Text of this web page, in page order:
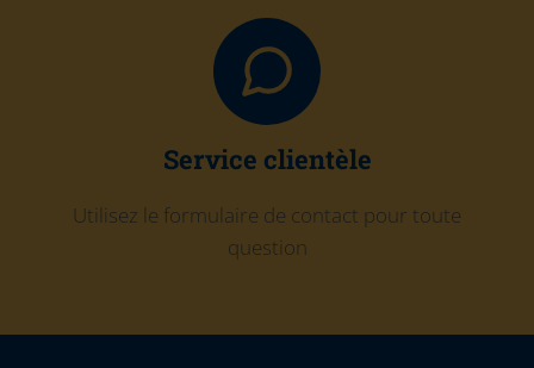
Service clientèle
Utilisez le formulaire de contact pour toute
question